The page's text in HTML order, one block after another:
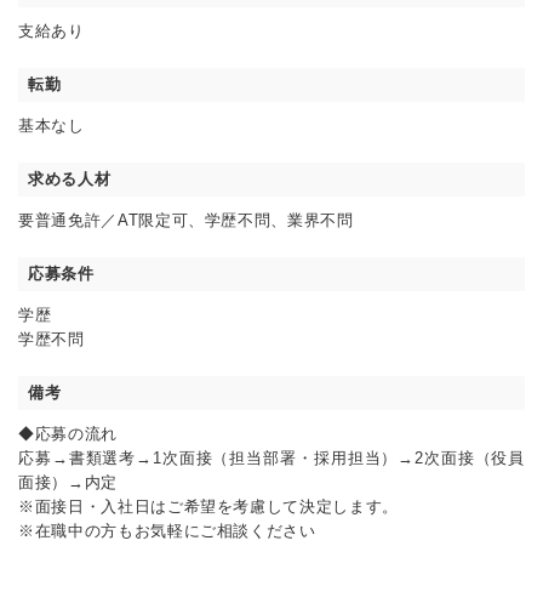
支給あり
転勤
基本なし
求める人材
要普通免許／AT限定可、学歴不問、業界不問
応募条件
学歴
学歴不問
備考
◆応募の流れ
応募→書類選考→1次面接（担当部署・採用担当）→2次面接（役員
面接）→内定
※面接日・入社日はご希望を考慮して決定します。
※在職中の方もお気軽にご相談ください